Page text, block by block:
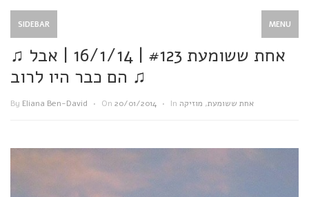
SIDEBAR MENU
♫ אחת ששומעת #123 | 16/1/14 | אבל
הם כבר היו לרוב ♫
By Eliana Ben-David • On 20/01/2014 • In אחת ששומעת, מוזיקה